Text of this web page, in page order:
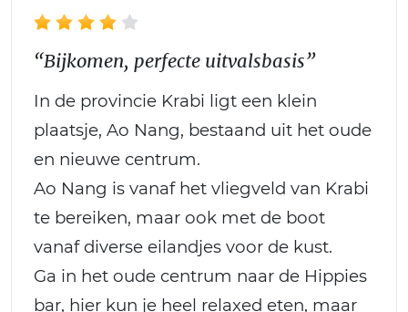
“Bijkomen, perfecte uitvalsbasis”
In de provincie Krabi ligt een klein
plaatsje, Ao Nang, bestaand uit het oude
en nieuwe centrum.
Ao Nang is vanaf het vliegveld van Krabi
te bereiken, maar ook met de boot
vanaf diverse eilandjes voor de kust.
Ga in het oude centrum naar de Hippies
bar, hier kun je heel relaxed eten, maar